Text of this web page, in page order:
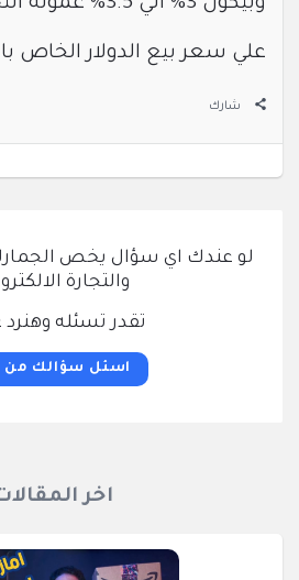
وبيكون 3% الي 3.5% عموله التحويل
علي سعر بيع الدولار الخاص
شارك
لو عندك اي سؤال يخص
والتجارة
تقدر تسئله
اسئل سؤالك من
اخر